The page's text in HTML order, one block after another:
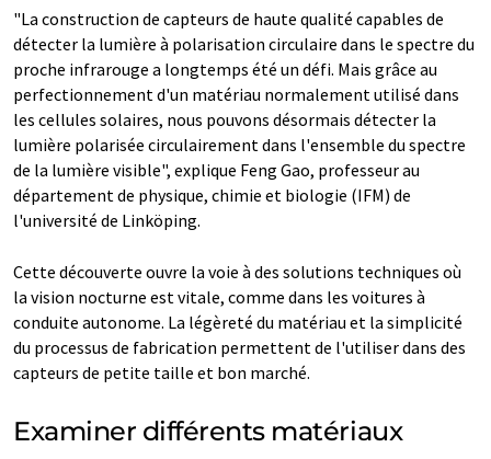
"La construction de capteurs de haute qualité capables de
détecter la lumière à polarisation circulaire dans le spectre du
proche infrarouge a longtemps été un défi. Mais grâce au
perfectionnement d'un matériau normalement utilisé dans
les cellules solaires, nous pouvons désormais détecter la
lumière polarisée circulairement dans l'ensemble du spectre
de la lumière visible", explique Feng Gao, professeur au
département de physique, chimie et biologie (IFM) de
l'université de Linköping.
Cette découverte ouvre la voie à des solutions techniques où
la vision nocturne est vitale, comme dans les voitures à
conduite autonome. La légèreté du matériau et la simplicité
du processus de fabrication permettent de l'utiliser dans des
capteurs de petite taille et bon marché.
Examiner différents matériaux